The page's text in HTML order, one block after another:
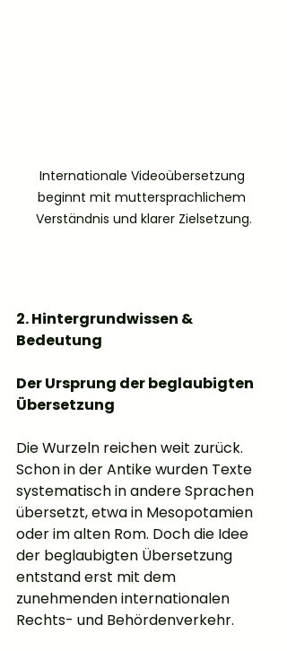
Internationale Videoübersetzung
beginnt mit muttersprachlichem
Verständnis und klarer Zielsetzung.
2. Hintergrundwissen &
Bedeutung
Der Ursprung der beglaubigten
Übersetzung
Die Wurzeln reichen weit zurück.
Schon in der Antike wurden Texte
systematisch in andere Sprachen
übersetzt, etwa in Mesopotamien
oder im alten Rom. Doch die Idee
der beglaubigten Übersetzung
entstand erst mit dem
zunehmenden internationalen
Rechts- und Behördenverkehr.